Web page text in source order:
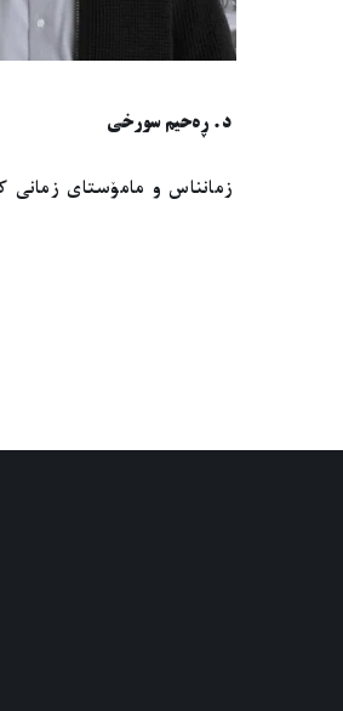
د. ڕەحیم سورخی
زمانناس و مامۆستای زمانی